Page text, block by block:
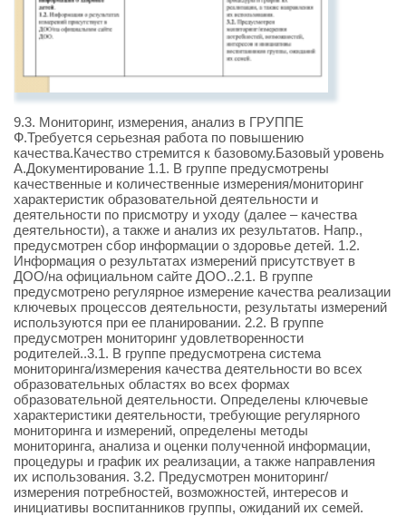
9.3. Мониторинг, измерения, анализ в ГРУППЕ
Ф.Требуется серьезная работа по повышению
качества.Качество стремится к базовому.Базовый уровень
А.Документирование 1.1. В группе предусмотрены
качественные и количественные измерения/мониторинг
характеристик образовательной деятельности и
деятельности по присмотру и уходу (далее – качества
деятельности), а также и анализ их результатов. Напр.,
предусмотрен сбор информации о здоровье детей. 1.2.
Информация о результатах измерений присутствует в
ДОО/на официальном сайте ДОО..2.1. В группе
предусмотрено регулярное измерение качества реализации
ключевых процессов деятельности, результаты измерений
используются при ее планировании. 2.2. В группе
предусмотрен мониторинг удовлетворенности
родителей..3.1. В группе предусмотрена система
мониторинга/измерения качества деятельности во всех
образовательных областях во всех формах
образовательной деятельности. Определены ключевые
характеристики деятельности, требующие регулярного
мониторинга и измерений, определены методы
мониторинга, анализа и оценки полученной информации,
процедуры и график их реализации, а также направления
их использования. 3.2. Предусмотрен мониторинг/
измерения потребностей, возможностей, интересов и
инициативы воспитанников группы, ожиданий их семей.